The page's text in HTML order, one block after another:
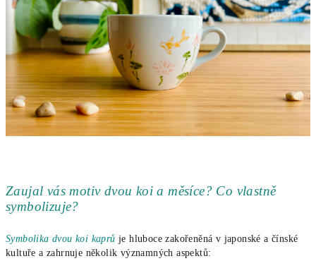
Zaujal vás motiv dvou koi a měsíce? Co vlastně
symbolizuje?
Symbolika dvou koi kaprů je hluboce zakořeněná v japonské a čínské
kultuře a zahrnuje několik významných aspektů: